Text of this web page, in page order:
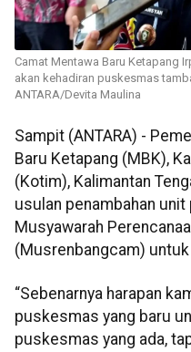
Camat Mentawa Baru Ketapang
akan kehadiran puskesmas
ANTARA/Devita Maulina
Sampit (ANTARA) -
Baru Ketapang (MBK),
(Kotim), Kalimantan
usulan penambahan
Musyawarah
(Musrenbangcam)
“Sebenarnya harapan
puskesmas yang baru
puskesmas yang ada,